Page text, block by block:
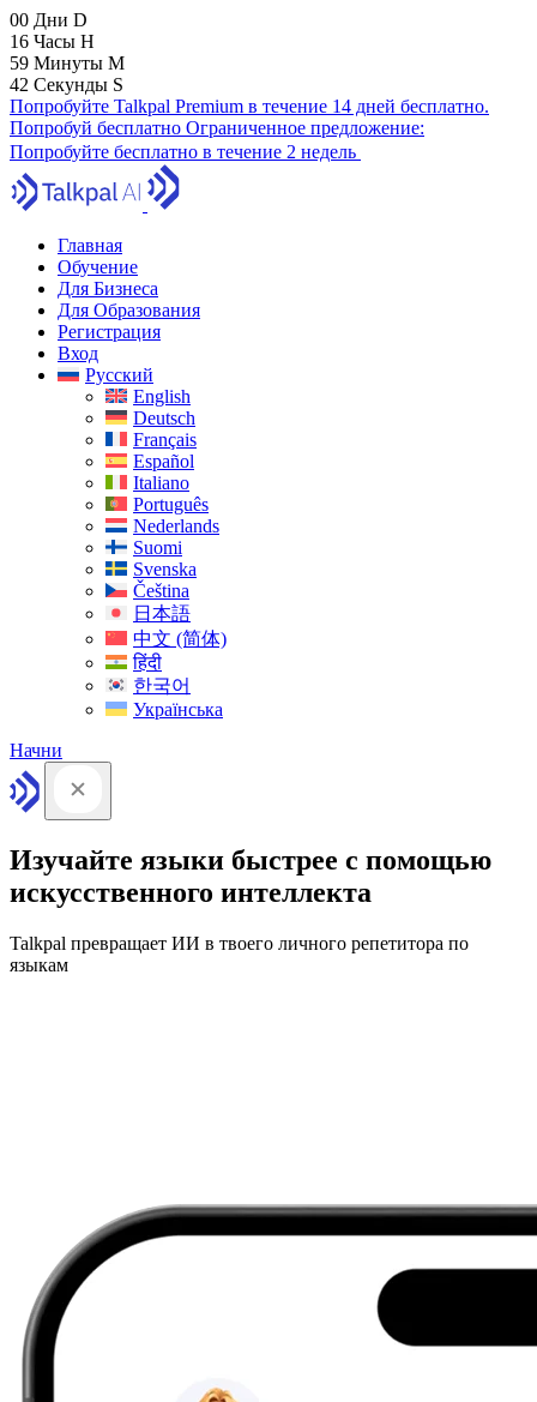
00 Дни D
16 Часы H
59 Минуты M
41 Секунды S
Попробуйте Talkpal Premium в течение 14 дней бесплатно.
Попробуй бесплатно Ограниченное предложение:
Попробуйте бесплатно в течение 2 недель
Главная
Обучение
Для Бизнеса
Для Образования
Регистрация
Вход
Русский
English
Deutsch
Français
Español
Italiano
Português
Nederlands
Suomi
Svenska
Čeština
日本語
中文 (简体)
हिंदी
한국어
Українська
Начни
Изучайте языки быстрее с помощью
искусственного интеллекта
Talkpal превращает ИИ в твоего личного репетитора по
языкам